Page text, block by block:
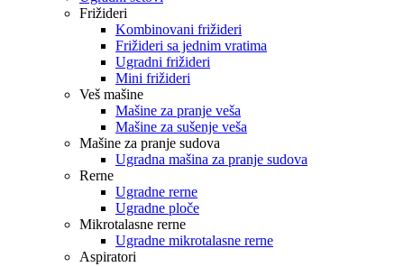
Frižideri
Kombinovani frižideri
Frižideri sa jednim vratima
Ugradni frižideri
Mini frižideri
Veš mašine
Mašine za pranje veša
Mašine za sušenje veša
Mašine za pranje sudova
Ugradna mašina za pranje sudova
Rerne
Ugradne rerne
Ugradne ploče
Mikrotalasne rerne
Ugradne mikrotalasne rerne
Aspiratori